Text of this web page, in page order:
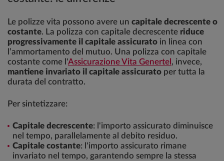
Le polizze vita possono avere un capitale decrescente o
costante. La polizza con capitale decrescente riduce
progressivamente il capitale assicurato in linea con
l’ammortamento del mutuo. Una polizza con capitale
costante come l'Assicurazione Vita Genertel , invece,
mantiene invariato il capitale assicurato per tutta la
durata del contratto.
Per sintetizzare:
Capitale decrescente: l'importo assicurato diminuisce
nel tempo, parallelamente al debito residuo.
Capitale costante: l'importo assicurato rimane
invariato nel tempo, garantendo sempre la stessa